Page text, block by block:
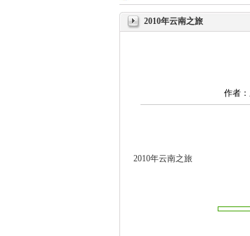
2010年云南之旅
作者
2010年云南之旅